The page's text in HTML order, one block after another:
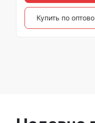
Купить по